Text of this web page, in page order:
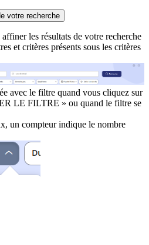
votre recherche
les résultats de votre recherche
et critères présents sous les critères
avec le filtre quand vous cliquez sur
LE FILTRE » ou quand le filtre se
un compteur indique le nombre